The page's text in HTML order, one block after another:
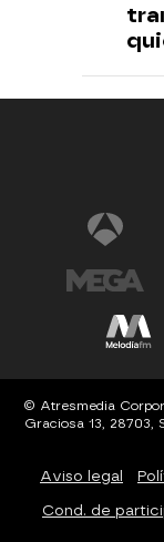
© Atresmedia
Graciosa 13, 28703,
Aviso legal
Cond. de